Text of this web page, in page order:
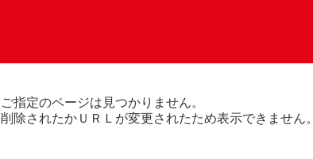
ご指定のページは見つかりません。
削除されたかＵＲＬが変更されたため表示できません。